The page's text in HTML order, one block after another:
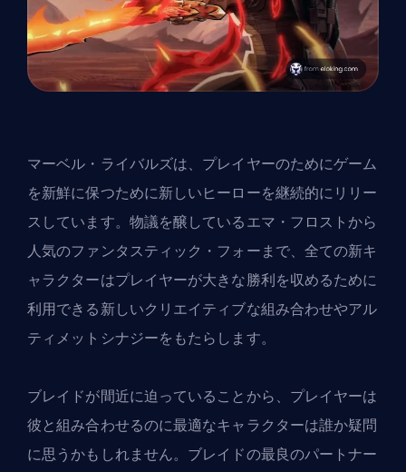
マーベル・ライバルズは、プレイヤーのためにゲーム
を新鮮に保つために新しいヒーローを継続的にリリー
スしています。物議を醸しているエマ・フロストから
人気のファンタスティック・フォーまで、全ての新キ
ャラクターはプレイヤーが大きな勝利を収めるために
利用できる新しいクリエイティブな組み合わせやアル
ティメットシナジーをもたらします。
ブレイドが間近に迫っていることから、プレイヤーは
彼と組み合わせるのに最適なキャラクターは誰か疑問
に思うかもしれません。ブレイドの最良のパートナー